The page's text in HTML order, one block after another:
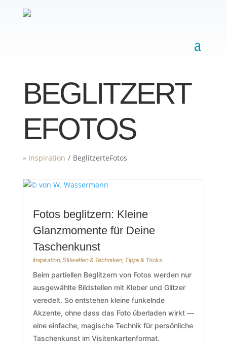
BEGLITZERT
EFOTOS
» Inspiration / BeglitzerteFotos
Fotos beglitzern: Kleine
Glanzmomente für Deine
Taschenkunst
Inspiration,Stilwelten & Techniken, Tipps & Tricks
Beim partiellen Beglitzern von Fotos werden nur
ausgewählte Bildstellen mit Kleber und Glitzer
veredelt. So entstehen kleine funkelnde
Akzente, ohne dass das Foto überladen wirkt —
eine einfache, magische Technik für persönliche
Taschenkunst im Visitenkartenformat.